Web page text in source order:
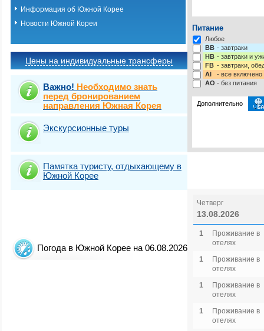
Информация об Южной Корее
Новости Южной Кореи
Цены на индивидуальные трансферы
Важно! Необходимо знать
перед бронированием
направления Южная Корея
Экскурсионные туры
Памятка туристу, отдыхающему в
Южной Корее
Погода в Южной Корее на 06.08.2026
Питание
Любое
BB - завтраки
HB - завтраки и
FB - завтраки,
AI
- все включено
AO - без питания
Дополнительно
Четверг
13.08.2026
1
Проживание в
отелях
1
Проживание в
отелях
1
Проживание в
отелях
1
Проживание в
отелях